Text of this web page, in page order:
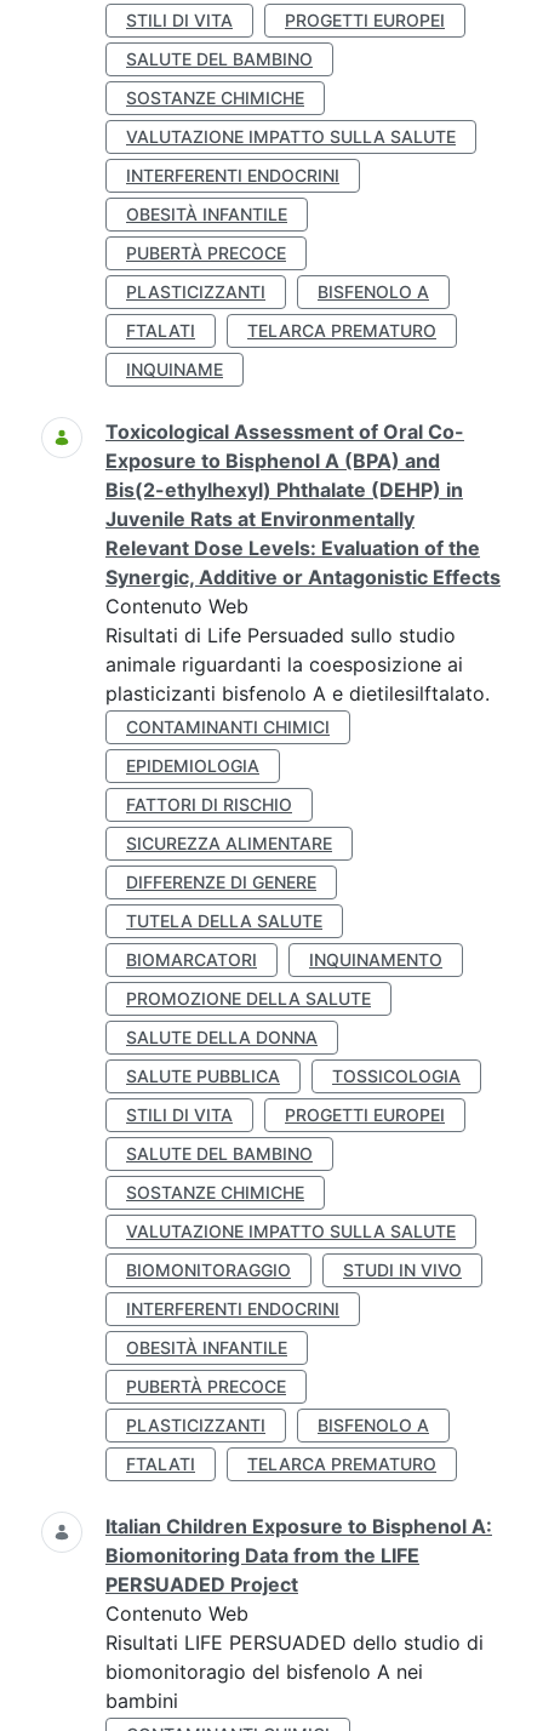
STILI DI VITA
PROGETTI EUROPEI
SALUTE DEL BAMBINO
SOSTANZE CHIMICHE
VALUTAZIONE IMPATTO SULLA SALUTE
INTERFERENTI ENDOCRINI
OBESITÀ INFANTILE
PUBERTÀ PRECOCE
PLASTICIZZANTI
BISFENOLO A
FTALATI
TELARCA PREMATURO
INQUINAME
Toxicological Assessment of Oral Co-
Exposure to Bisphenol A (BPA) and
Bis(2-ethylhexyl) Phthalate (DEHP) in
Juvenile Rats at Environmentally
Relevant Dose Levels: Evaluation of the
Synergic, Additive or Antagonistic Effects
Contenuto Web
Risultati di Life Persuaded sullo studio
animale riguardanti la coesposizione ai
plasticizanti bisfenolo A e dietilesilftalato.
CONTAMINANTI CHIMICI
EPIDEMIOLOGIA
FATTORI DI RISCHIO
SICUREZZA ALIMENTARE
DIFFERENZE DI GENERE
TUTELA DELLA SALUTE
BIOMARCATORI
INQUINAMENTO
PROMOZIONE DELLA SALUTE
SALUTE DELLA DONNA
SALUTE PUBBLICA
TOSSICOLOGIA
STILI DI VITA
PROGETTI EUROPEI
SALUTE DEL BAMBINO
SOSTANZE CHIMICHE
VALUTAZIONE IMPATTO SULLA SALUTE
BIOMONITORAGGIO
STUDI IN VIVO
INTERFERENTI ENDOCRINI
OBESITÀ INFANTILE
PUBERTÀ PRECOCE
PLASTICIZZANTI
BISFENOLO A
FTALATI
TELARCA PREMATURO
Italian Children Exposure to Bisphenol A:
Biomonitoring Data from the LIFE
PERSUADED Project
Contenuto Web
Risultati LIFE PERSUADED dello studio di
biomonitoragio del bisfenolo A nei
bambini